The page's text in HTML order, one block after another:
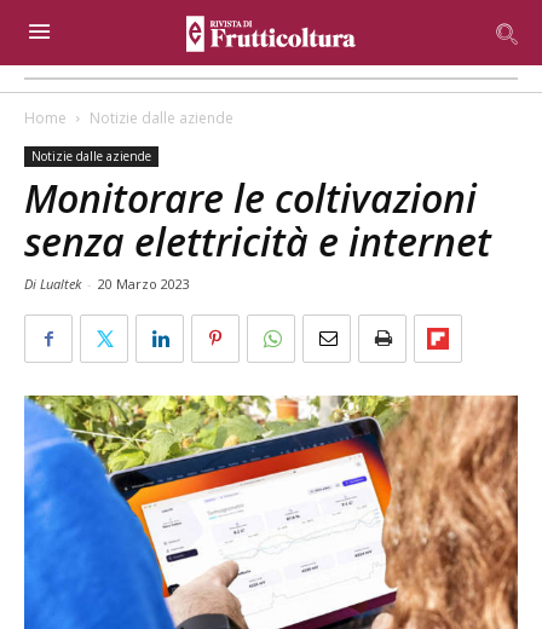
Home Notizie dalle aziende
Notizie dalle aziende
Monitorare le coltivazioni
senza elettricità e internet
Di Lualtek - 20 Marzo 2023